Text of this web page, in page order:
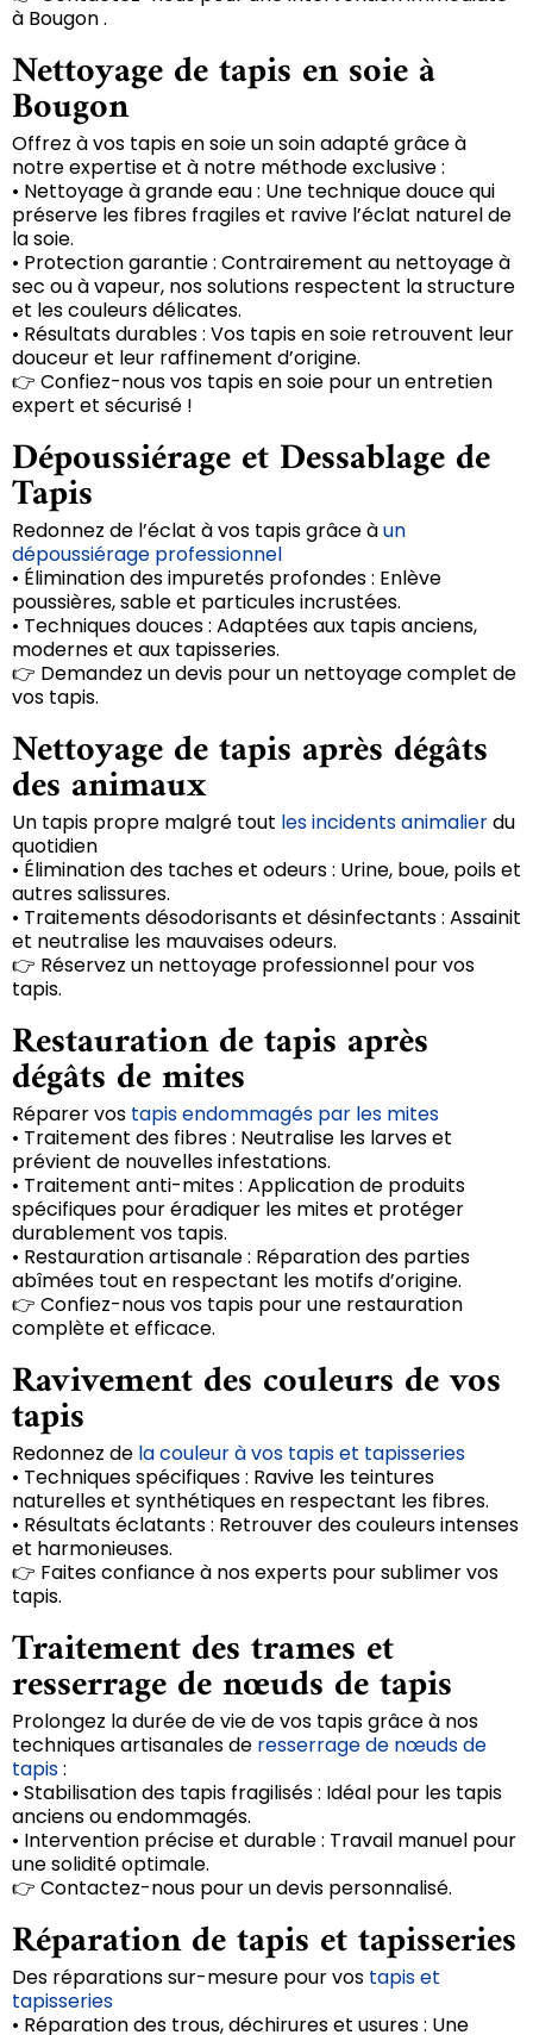
à Bougon .
Nettoyage de tapis en soie à
Bougon
Offrez à vos tapis en soie un soin adapté grâce à
notre expertise et à notre méthode exclusive :
• Nettoyage à grande eau : Une technique douce qui
préserve les fibres fragiles et ravive l’éclat naturel de
la soie.
• Protection garantie : Contrairement au nettoyage à
sec ou à vapeur, nos solutions respectent la structure
et les couleurs délicates.
• Résultats durables : Vos tapis en soie retrouvent leur
douceur et leur raffinement d’origine.
👉 Confiez-nous vos tapis en soie pour un entretien
expert et sécurisé !
Dépoussiérage et Dessablage de
Tapis
Redonnez de l’éclat à vos tapis grâce àun
dépoussiérage professionnel
• Élimination des impuretés profondes : Enlève
poussières, sable et particules incrustées.
• Techniques douces : Adaptées aux tapis anciens,
modernes et aux tapisseries.
👉 Demandez un devis pour un nettoyage complet de
vos tapis.
Nettoyage de tapis après dégâts
des animaux
Un tapis propre malgré tout les incidents animalierdu
quotidien
• Élimination des taches et odeurs : Urine, boue, poils et
autres salissures.
• Traitements désodorisants et désinfectants : Assainit
et neutralise les mauvaises odeurs.
👉 Réservez un nettoyage professionnel pour vos
tapis.
Restauration de tapis après
dégâts de mites
Réparer vos tapis endommagés par les mites
• Traitement des fibres : Neutralise les larves et
prévient de nouvelles infestations.
• Traitement anti-mites : Application de produits
spécifiques pour éradiquer les mites et protéger
durablement vos tapis.
• Restauration artisanale : Réparation des parties
abîmées tout en respectant les motifs d’origine.
👉 Confiez-nous vos tapis pour une restauration
complète et efficace.
Ravivement des couleurs de vos
tapis
Redonnez de la couleur à vos tapis et tapisseries
• Techniques spécifiques : Ravive les teintures
naturelles et synthétiques en respectant les fibres.
• Résultats éclatants : Retrouver des couleurs intenses
et harmonieuses.
👉 Faites confiance à nos experts pour sublimer vos
tapis.
Traitement des trames et
resserrage de nœuds de tapis
Prolongez la durée de vie de vos tapis grâce à nos
techniques artisanales de resserrage de nœuds de
tapis:
• Stabilisation des tapis fragilisés : Idéal pour les tapis
anciens ou endommagés.
• Intervention précise et durable : Travail manuel pour
une solidité optimale.
👉 Contactez-nous pour un devis personnalisé.
Réparation de tapis et tapisseries
Des réparations sur-mesure pour vos tapis et
tapisseries
• Réparation des trous, déchirures et usures : Une